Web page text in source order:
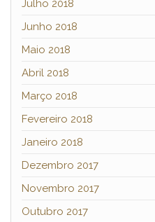
Julho 2018
Junho 2018
Maio 2018
Abril 2018
Março 2018
Fevereiro 2018
Janeiro 2018
Dezembro 2017
Novembro 2017
Outubro 2017